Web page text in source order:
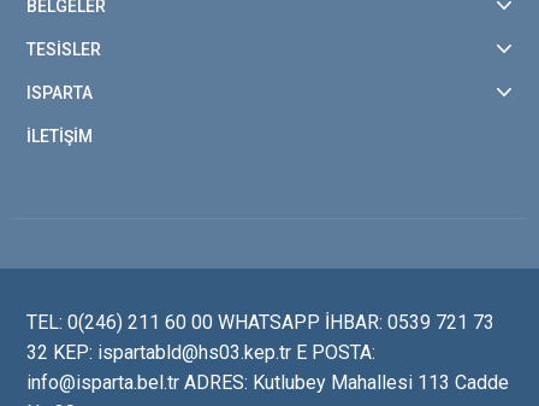
BELGELER
TESİSLER
ISPARTA
İLETİŞİM
TEL: 0(246) 211 60 00 WHATSAPP İHBAR: 0539 721 73
32 KEP: ispartabld@hs03.kep.tr E POSTA:
info@isparta.bel.tr ADRES: Kutlubey Mahallesi 113 Cadde